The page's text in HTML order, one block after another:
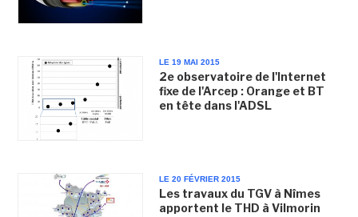
LE 19 MAI 2015
2e observatoire de l'Internet
fixe de l'Arcep : Orange et BT
en tête dans l'ADSL
LE 20 FÉVRIER 2015
Les travaux du TGV à Nîmes
apportent le THD à Vilmorin